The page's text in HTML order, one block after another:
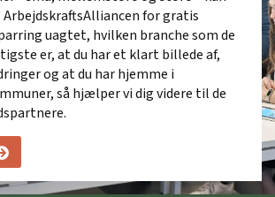
for gratis
uagtet, hvilken branche som de
er, at du har et klart billede af,
og at du har hjemme i
så hjælper vi dig videre til de